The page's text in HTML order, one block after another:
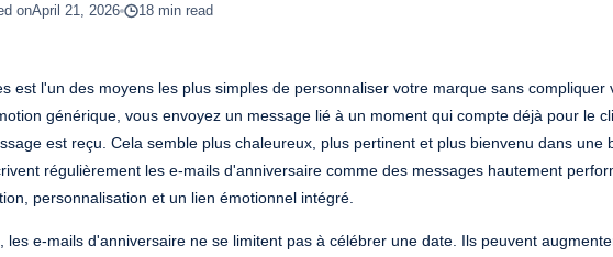
onApril 21, 2026
18 min read
est l'un des moyens les plus simples de personnaliser votre marque sans compliquer
générique, vous envoyez un message lié à un moment qui compte déjà pour le
est reçu. Cela semble plus chaleureux, plus pertinent et plus bienvenu dans une
régulièrement les e-mails d'anniversaire comme des messages hautement
personnalisation et un lien émotionnel intégré.
e-mails d'anniversaire ne se limitent pas à célébrer une date. Ils peuvent